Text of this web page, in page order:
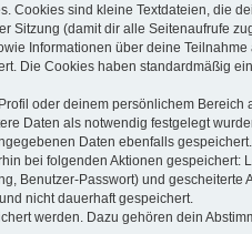
Cookies sind kleine Textdateien, die
(damit dir alle Seitenaufrufe
Informationen über deine
Die Cookies haben standardmäßig
oder deinem persönlichem
Daten als notwendig festgelegt
Daten ebenfalls
bei folgenden Aktionen
Benutzer-Passwort) und
nicht dauerhaft gespeichert.
werden. Dazu gehören dein